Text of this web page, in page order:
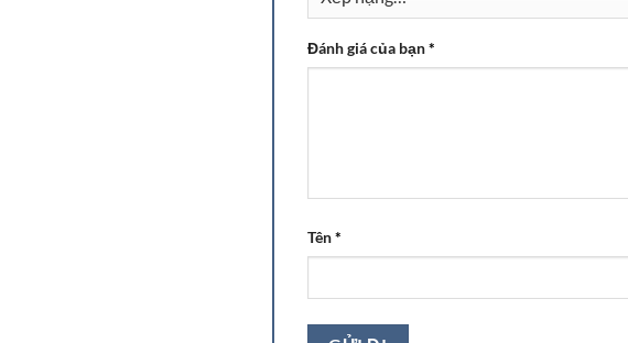
Đánh giá của bạn*
Tên*